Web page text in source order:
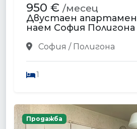
950 € /месец
Двустаен
наем София Полигона
София / Полигона
1
Продажба